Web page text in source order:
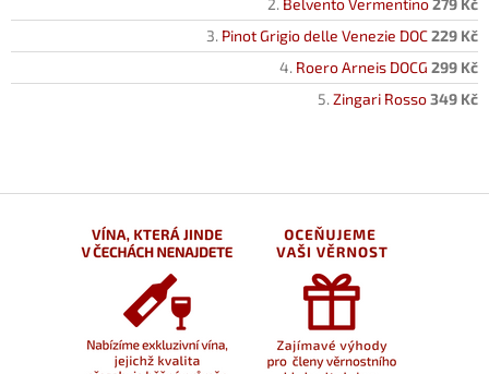
Belvento Vermentino279 Kč
Pinot Grigio delle Venezie DOC229 Kč
Roero Arneis DOCG 299 Kč
Zingari Rosso349 Kč